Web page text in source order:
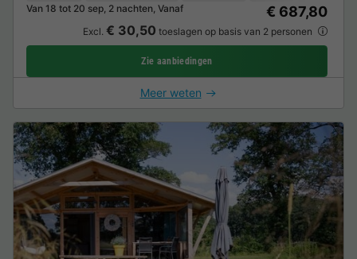
Van 18 tot 20 sep, 2 nachten, Vanaf
€ 687,80
Excl. € 30,50 toeslagen op basis van 2 personen
Zie aanbiedingen
Meer weten